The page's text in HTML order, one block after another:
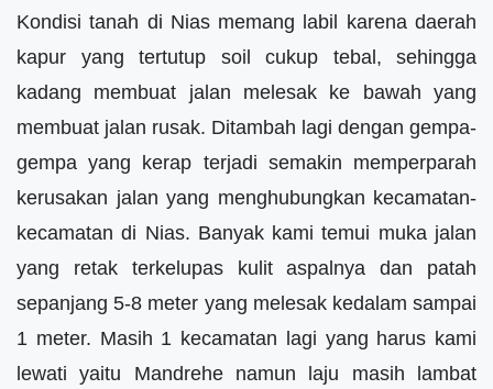
Kondisi tanah di Nias memang labil karena daerah
kapur yang tertutup soil cukup tebal, sehingga
kadang membuat jalan melesak ke bawah yang
membuat jalan rusak. Ditambah lagi dengan gempa-
gempa yang kerap terjadi semakin memperparah
kerusakan jalan yang menghubungkan kecamatan-
kecamatan di Nias. Banyak kami temui muka jalan
yang retak terkelupas kulit aspalnya dan patah
sepanjang 5-8 meter yang melesak kedalam sampai
1 meter. Masih 1 kecamatan lagi yang harus kami
lewati yaitu Mandrehe namun laju masih lambat